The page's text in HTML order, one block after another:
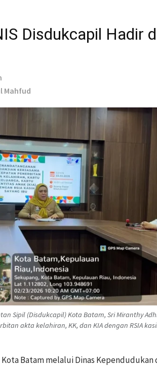
Disdukcapil Hadir
Mahfud
Sipil (Disdukcapil) Kota Batam, Sri Miranthy
akta kelahiran, KK, dan KIA dengan RSIA
Kota Batam melalui Dinas